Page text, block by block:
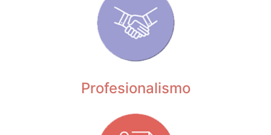
Profesionalismo